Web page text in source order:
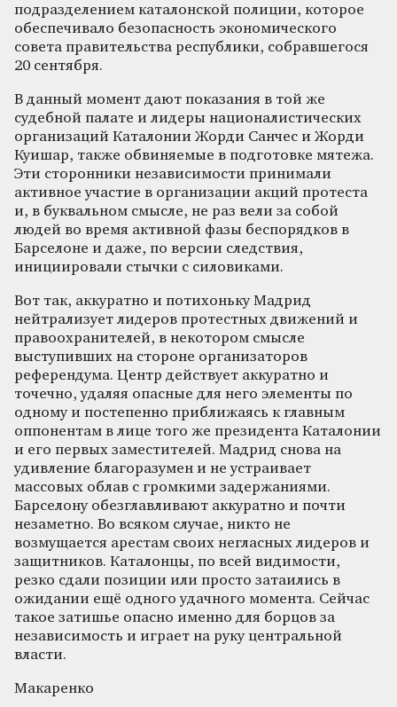
подразделением каталонской полиции, которое
обеспечивало безопасность экономического
совета правительства республики, собравшегося
20 сентября.
В данный момент дают показания в той же
судебной палате и лидеры националистических
организаций Каталонии Жорди Санчес и Жорди
Куишар, также обвиняемые в подготовке мятежа.
Эти сторонники независимости принимали
активное участие в организации акций протеста
и, в буквальном смысле, не раз вели за собой
людей во время активной фазы беспорядков в
Барселоне и даже, по версии следствия,
инициировали стычки с силовиками.
Вот так, аккуратно и потихоньку Мадрид
нейтрализует лидеров протестных движений и
правоохранителей, в некотором смысле
выступивших на стороне организаторов
референдума. Центр действует аккуратно и
точечно, удаляя опасные для него элементы по
одному и постепенно приближаясь к главным
оппонентам в лице того же президента Каталонии
и его первых заместителей. Мадрид снова на
удивление благоразумен и не устраивает
массовых облав с громкими задержаниями.
Барселону обезглавливают аккуратно и почти
незаметно. Во всяком случае, никто не
возмущается арестам своих негласных лидеров и
защитников. Каталонцы, по всей видимости,
резко сдали позиции или просто затаились в
ожидании ещё одного удачного момента. Сейчас
такое затишье опасно именно для борцов за
независимость и играет на руку центральной
власти.
Макаренко